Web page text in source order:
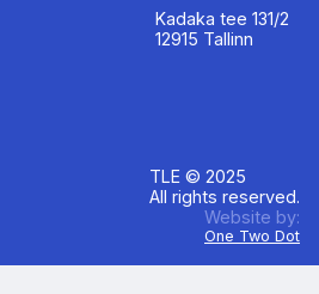
Kadaka tee 131/2
12915 Tallinn
TLE © 2025
All rights reserved.
Website by:
One Two Dot